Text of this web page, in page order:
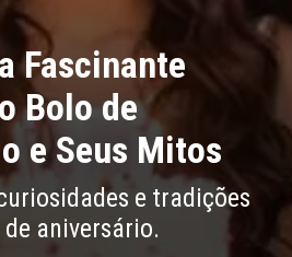
Fascinante
Bolo de
e Seus Mitos
e tradições
aniversário.